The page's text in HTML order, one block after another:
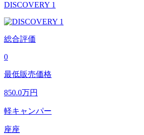
DISCOVERY 1
総合評価
0
最低販売価格
850.0万円
軽キャンパー
座座